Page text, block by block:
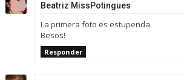
Beatriz MissPotingues
La primera foto es estupenda.
Besos!
Responder